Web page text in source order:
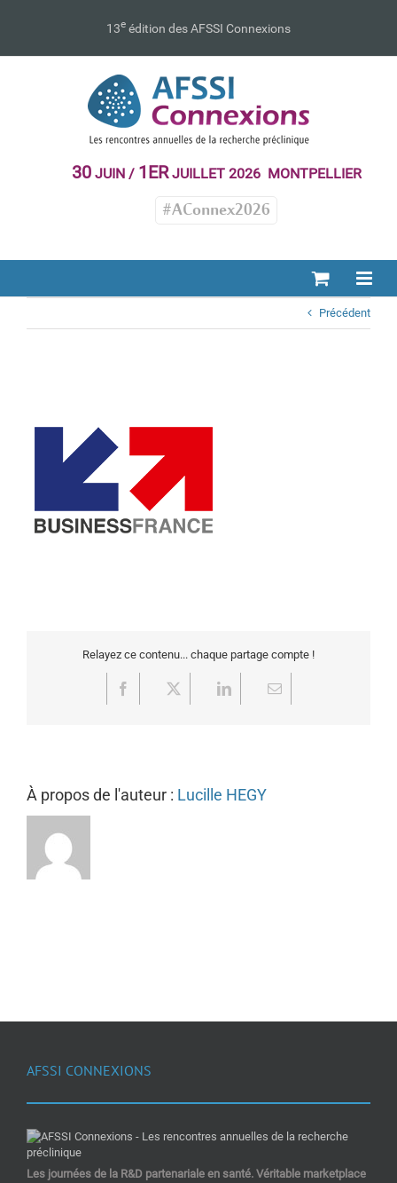
13e édition des AFSSI Connexions
30JUIN / 1ERJUILLET 2026 MONTPELLIER
#AConnex2026
Précédent
Relayez ce contenu... chaque partage compte !
Facebook LinkedInEmail
À propos de l'auteur : Lucille HEGY
AFSSI CONNEXIONS
Les journées de la R&D partenariale en santé. Véritable marketplace